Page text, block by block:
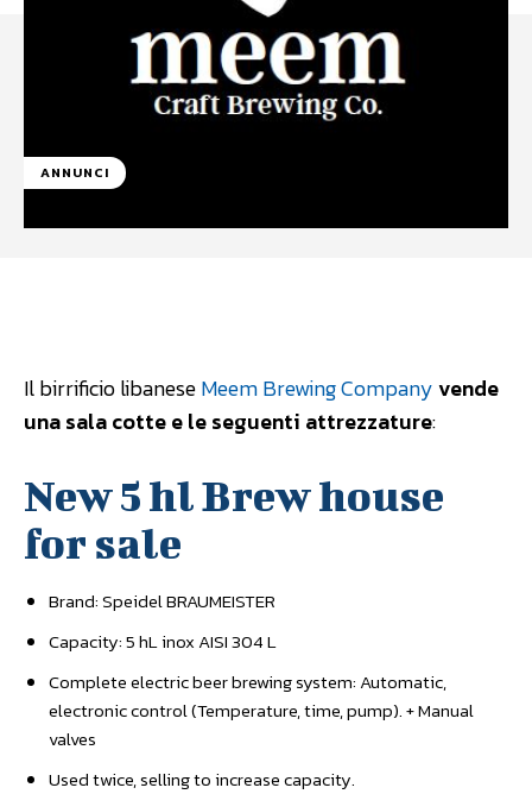
ANNUNCI
Il birrificio libaneseMeem Brewing Companyvende
una sala cotte e le seguenti attrezzature:
New 5 hl Brew house
for sale
Brand: Speidel BRAUMEISTER
Capacity: 5 hL inox AISI 304 L
Complete electric beer brewing system: Automatic,
electronic control (Temperature, time, pump). + Manual
valves
Used twice, selling to increase capacity.